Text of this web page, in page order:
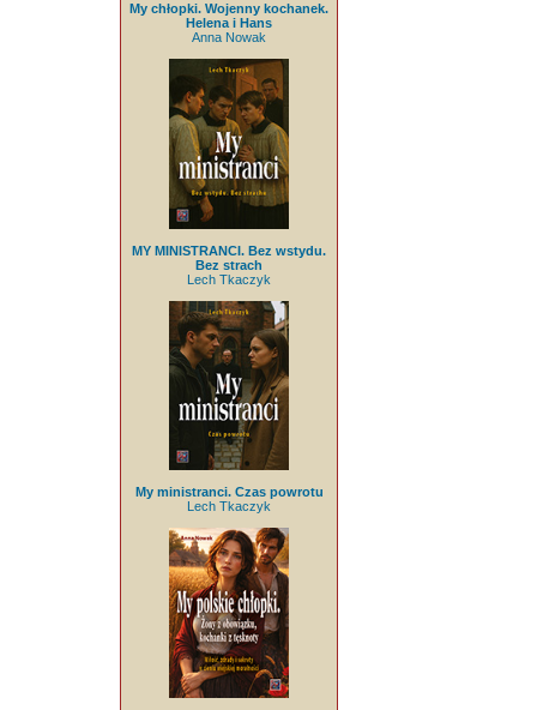
My chłopki. Wojenny kochanek.
Helena i Hans
Anna Nowak
MY MINISTRANCI. Bez wstydu.
Bez strach
Lech Tkaczyk
My ministranci. Czas powrotu
Lech Tkaczyk